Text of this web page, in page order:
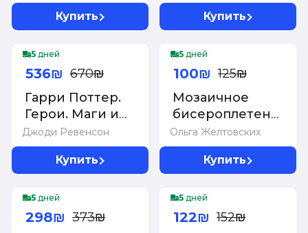
Купить
минимализм
Купить
-20%
5 дней
Джоди Ревенсон
Гарри Поттер.
Герои. Маги и
маглы
536₪ 670₪
Купить
-20%
5 дней
Ольга Желтовских
Мозаичное
бисероплетение.
Браслеты. 40
схем
100₪ 125₪
Купить
-20%
5 дней
298₪ 373₪
-20%
5 дней
122₪ 152₪